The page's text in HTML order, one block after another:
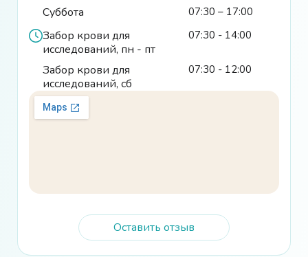
Суббота 07:30 – 17:00
Забор крови для
исследований, пн - пт
07:30 - 14:00
Забор крови для
исследований, сб
07:30 - 12:00
Оставить отзыв